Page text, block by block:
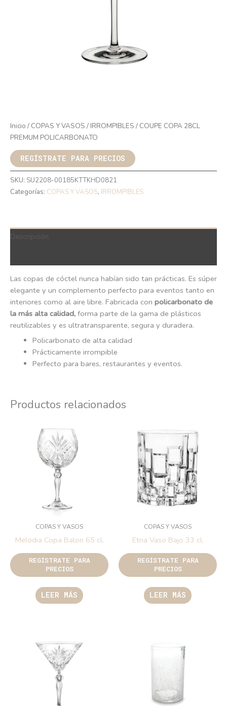
Inicio / COPAS Y VASOS / IRROMPIBLES / COUPE COPA 28CL
PREMUM POLICARBONATO
REGÍSTRATE PARA PRECIOS
SKU: SU2208-00185KTTKHD0821
Categorías: COPAS Y VASOS, IRROMPIBLES
Las copas de cóctel nunca habían sido tan prácticas. Es súper
elegante y un complemento perfecto para eventos tanto en
interiores como al aire libre. Fabricada con policarbonato de
la más alta calidad, forma parte de la gama de plásticos
reutilizables y es ultratransparente, segura y duradera.
Policarbonato de alta calidad
Prácticamente irrompible
Perfecto para bares, restaurantes y eventos.
Productos relacionados
COPAS Y VASOS
Melodia Copa Balon 65 cl.
REGÍSTRATE PARA
PRECIOS
LEER MÁS
COPAS Y VASOS
Etna Vaso Bajo 33 cl.
REGÍSTRATE PARA
PRECIOS
LEER MÁS